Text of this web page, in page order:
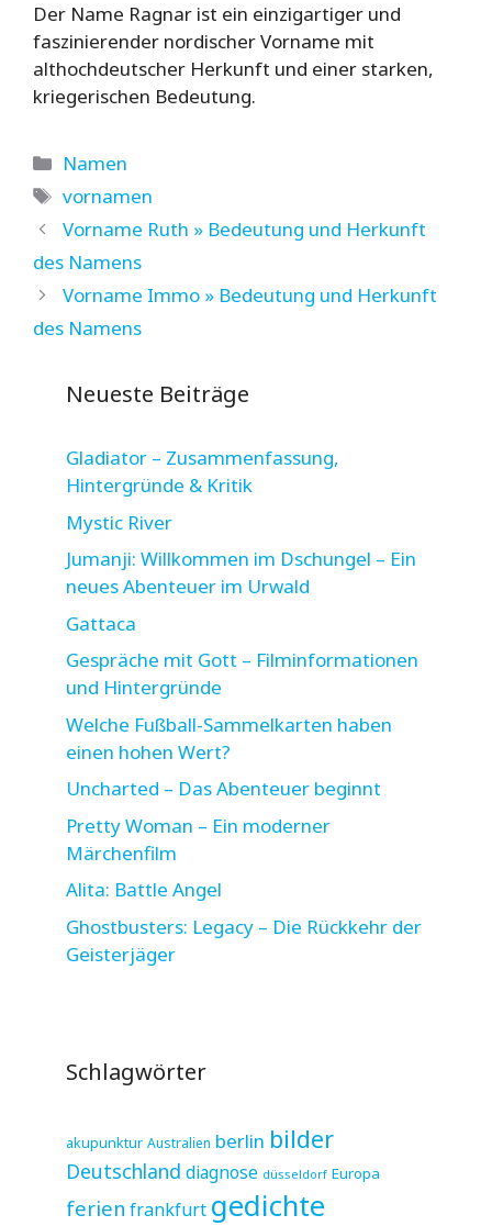
Der Name Ragnar ist ein einzigartiger und
faszinierender nordischer Vorname mit
althochdeutscher Herkunft und einer starken,
kriegerischen Bedeutung.
Kategorien
Namen
Schlagwörter
vornamen
Vorname Ruth » Bedeutung und Herkunft
des Namens
Vorname Immo » Bedeutung und Herkunft
des Namens
Neueste Beiträge
Gladiator – Zusammenfassung,
Hintergründe & Kritik
Mystic River
Jumanji: Willkommen im Dschungel – Ein
neues Abenteuer im Urwald
Gattaca
Gespräche mit Gott – Filminformationen
und Hintergründe
Welche Fußball-Sammelkarten haben
einen hohen Wert?
Uncharted – Das Abenteuer beginnt
Pretty Woman – Ein moderner
Märchenfilm
Alita: Battle Angel
Ghostbusters: Legacy – Die Rückkehr der
Geisterjäger
Schlagwörter
akupunktur Australien berlin bilder
Deutschland diagnose düsseldorf Europa
ferien frankfurt gedichte